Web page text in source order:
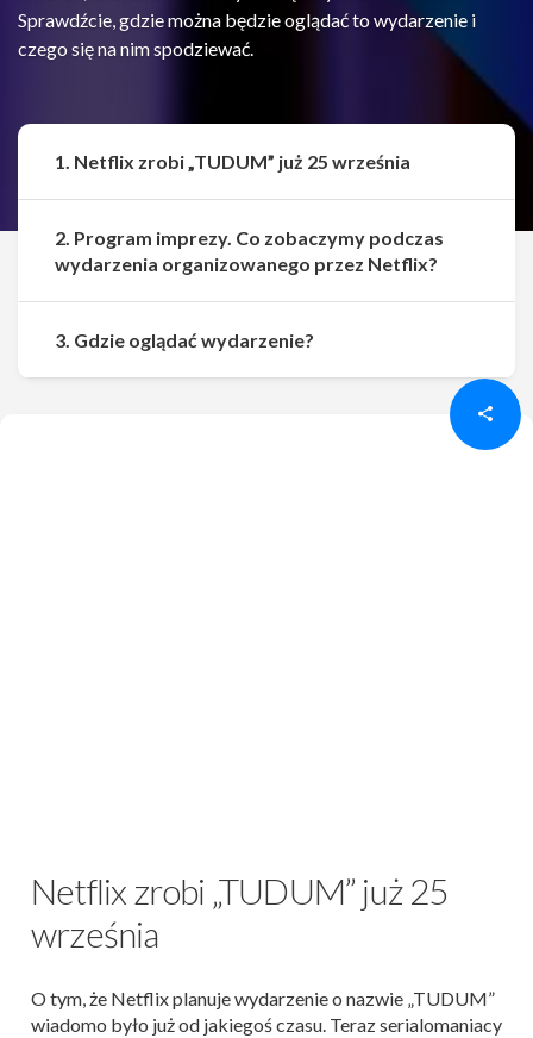
Sprawdźcie, gdzie można będzie oglądać to wydarzenie i
czego się na nim spodziewać.
Udostępnij
Netflix zrobi „TUDUM” już 25
września
O tym, że Netflix planuje wydarzenie o nazwie „TUDUM”
wiadomo było już od jakiegoś czasu. Teraz serialomaniacy
1. Netflix zrobi „TUDUM” już 25 września
2. Program imprezy. Co zobaczymy podczas
wydarzenia organizowanego przez Netflix?
3. Gdzie oglądać wydarzenie?